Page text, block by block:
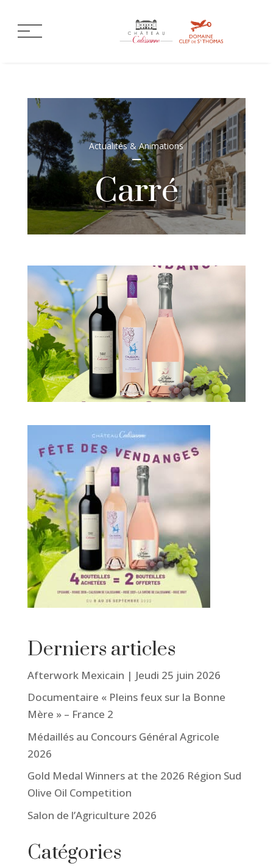
Actualités & Animations
Carré
Derniers articles
Afterwork Mexicain | Jeudi 25 juin 2026
Documentaire « Pleins feux sur la Bonne
Mère » – France 2
Médaillés au Concours Général Agricole
2026
Gold Medal Winners at the 2026 Région Sud
Olive Oil Competition
Salon de l’Agriculture 2026
Catégories